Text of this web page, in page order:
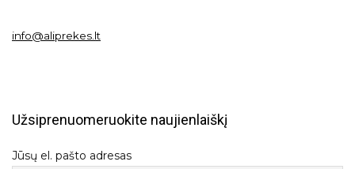
info@aliprekes.lt
Užsiprenuomeruokite naujienlaiškį
Jūsų el. pašto adresas